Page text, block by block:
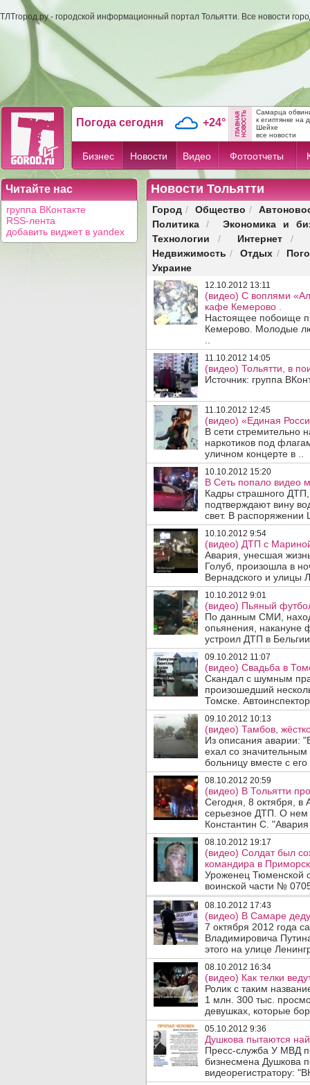
ТЛТгород.ру - городской информационный портал Тольятти. Все новости
Погода сегодня +24°
Самарца
к египтянке на
Шейхе
все новости
Бизнес Новости Видео Фотоотчеты
Читайте нас
группа ВКонтакте
RSS-лента
добавить виджет в yandex
Новости Тольятти
Город / Общество /
Политика /
Экономика и
Технологии / Интернет/
Недвижимость / Отдых /
Украине
12.10.2012 13:11
(видео) С воплями
кафе Кемерово .
Настоящее побоище
Кемерово. Молодые
11.10.2012 14:05
(видео) Тольятти, в
Источник: группа
11.10.2012 12:45
(видео) «Единая
В сети стремительно
наркотиков под
уличном концерте в ..
10.10.2012 15:20
В Сеть попало видео
Кадры страшного
подтверждают вину
свет. В распоряжении
10.10.2012 9:54
(видео) ДТП с
Авария, унесшая
Голуб, произошла в
Вернадского и улицы
10.10.2012 9:01
(видео) Пьяный
По данным СМИ,
опьянения, накануне
устроил ДТП в
09.10.2012 11:07
(видео) Свадьба в
Скандал с шумным
произошедший
Томске.
09.10.2012 10:13
(видео) Тамбов,
Из описания аварии:
ехал со
больницу вместе с
08.10.2012 20:59
(видео) В Тольятти
Сегодня, 8 октября, в
серьезное ДТП. О нем
Константин С.
08.10.2012 19:17
(видео) Солдат был
командира в
Уроженец Тюменской
воинской части №
08.10.2012 17:43
(видео) В Самаре
7 октября 2012 года
Владимировича
этого на улице
08.10.2012 16:34
(видео) Как телки
Ролик с таким
1 млн. 300 тыс.
девушках, которые
05.10.2012 9:36
Душкова пытаются
Пресс-служба У МВД
бизнесмена Душкова